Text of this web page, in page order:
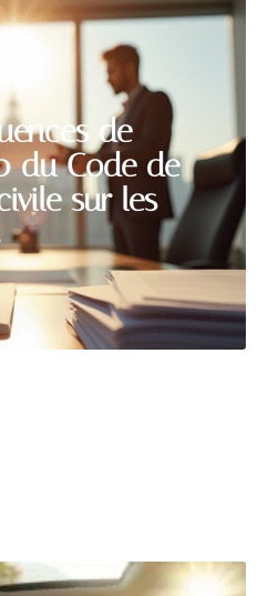
de
du Code de
sur les